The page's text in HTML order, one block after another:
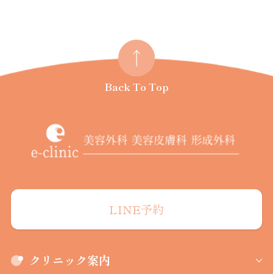
LINE予約
クリニック案内
Back To Top